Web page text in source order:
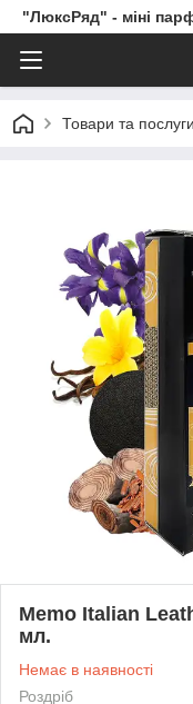
"ЛюксРяд" - міні
Товари та послуги
Memo Italian
мл.
Немає в наявності
Роздріб